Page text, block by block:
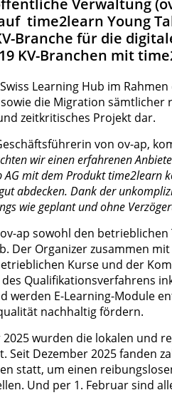
Verwaltung
time2learn Young
Branche für die
KV-Branchen mit
Learning Hub im
die Migration
zeitkritisches Projekt dar.
von ov-ap,
wir einen erfahrenen
AG mit dem Produkt time2learn
abdecken. Dank der
wie geplant und ohne
ap sowohl den
Der Organizer zusammen
Kurse und der
Qualifikationsverfahrens
werden E-Learning-Module
nachhaltig fördern.
wurden die lokalen und
Seit Dezember 2025 fanden
statt, um einen
Und per 1. Februar sind